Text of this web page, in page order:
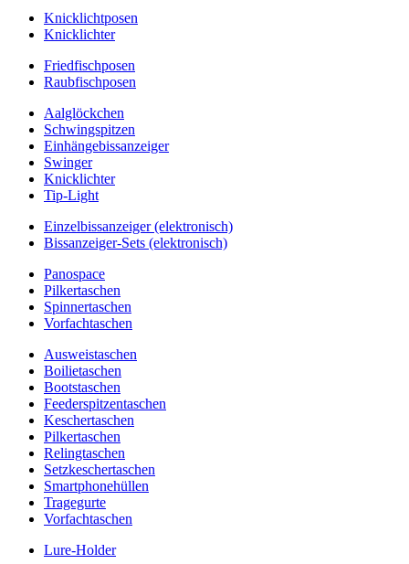
Knicklichtposen
Knicklichter
Friedfischposen
Raubfischposen
Aalglöckchen
Schwingspitzen
Einhängebissanzeiger
Swinger
Knicklichter
Tip-Light
Einzelbissanzeiger (elektronisch)
Bissanzeiger-Sets (elektronisch)
Panospace
Pilkertaschen
Spinnertaschen
Vorfachtaschen
Ausweistaschen
Boilietaschen
Bootstaschen
Feederspitzentaschen
Keschertaschen
Pilkertaschen
Relingtaschen
Setzkeschertaschen
Smartphonehüllen
Tragegurte
Vorfachtaschen
Lure-Holder